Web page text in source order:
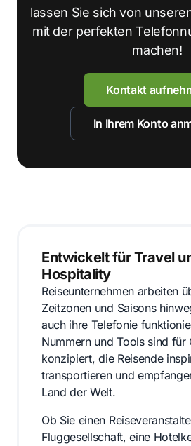
lassen Sie sich von
mit der perfekten
machen!
Kontakt
In Ihrem Konto
Entwickelt für Travel
Hospitality
Reiseunternehmen arbeiten
Zeitzonen und Saisons
auch ihre Telefonie
Nummern und Tools sind für
konzipiert, die Reisende
transportieren und
Land der Welt.
Ob Sie einen
Fluggesellschaft, eine